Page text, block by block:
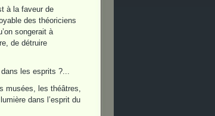
à la faveur de
des théoriciens
songerait à
de détruire
les esprits ?...
musées, les théâtres,
dans l’esprit du